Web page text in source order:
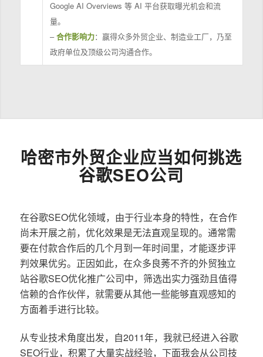
Google AI Overviews 等 AI 平台获取曝光机会和流
量。
–合作影响力：赢得众多外贸企业、制造业工厂，乃至
政府单位及顶级公司沟通合作。
哈密市外贸企业应当如何挑选
谷歌SEO公司
在谷歌SEO优化领域，由于行业本身的特性，在合作
尚未开展之前，优化效果是无法直观呈现的。通常需
要在付款合作后的几个月到一年时间里，才能逐步评
判效果优劣。正因如此，在众多良莠不齐的外贸独立
站谷歌SEO优化推广公司中，筛选出实力强劲且值得
信赖的合作伙伴，就需要从其他一些能够直观感知的
方面着手进行比较。
从专业技术角度出发，自2011年，我就已经进入谷歌
SEO行业，积累了大量实战经验，下面我会从公司技